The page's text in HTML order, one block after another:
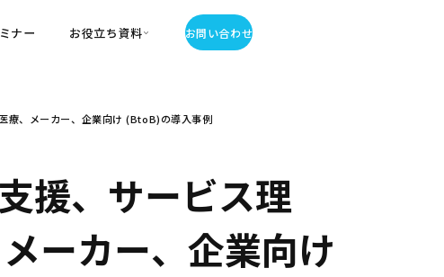
Navigator
ナー お役立ち資料
・お役立ち資料
お問い合わせ
療、メーカー、企業向け (BtoB)の導入事例
援、サービス理
ーカー、企業向け